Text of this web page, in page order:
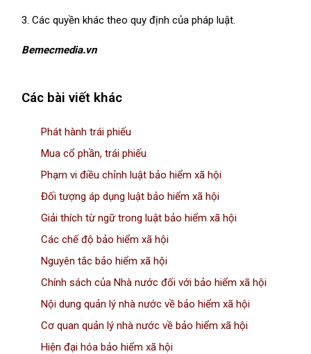
3. Các quyền khác theo quy định của pháp luật.
Bemecmedia.vn
Các bài viết khác
Phát hành trái phiếu
Mua cổ phần, trái phiếu
Phạm vi điều chỉnh luật bảo hiểm xã hội
Đối tượng áp dụng luật bảo hiểm xã hội
Giải thích từ ngữ trong luật bảo hiểm xã hội
Các chế độ bảo hiểm xã hội
Nguyên tắc bảo hiểm xã hội
Chính sách của Nhà nước đối với bảo hiểm xã hội
Nội dung quản lý nhà nước về bảo hiểm xã hội
Cơ quan quản lý nhà nước về bảo hiểm xã hội
Hiện đại hóa bảo hiểm xã hội